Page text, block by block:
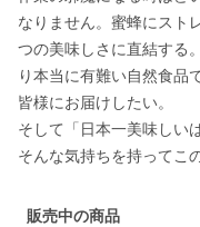
なりません。蜜蜂にスト
つの美味しさに直結する
り本当に有難い自然食品
皆様にお届けしたい。
そして「日本一美味しい
販売中の商品